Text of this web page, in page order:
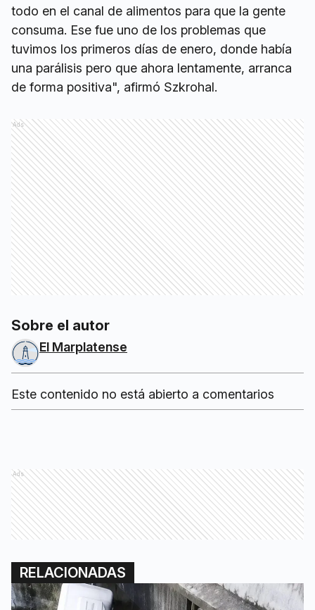
todo en el canal de alimentos para que la gente
consuma. Ese fue uno de los problemas que
tuvimos los primeros días de enero, donde había
una parálisis pero que ahora lentamente, arranca
de forma positiva", afirmó Szkrohal.
Ads
Sobre el autor
El Marplatense
Este contenido no está abierto a comentarios
Ads
RELACIONADAS